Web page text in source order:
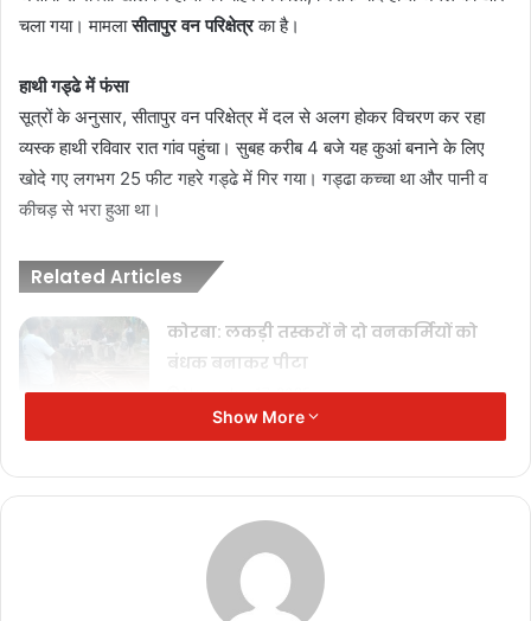
चला गया। मामलासीतापुर वन परिक्षेत्रका है।
हाथी गड्ढे में फंसा
सूत्रों के अनुसार, सीतापुर वन परिक्षेत्र में दल से अलग होकर विचरण कर रहा
व्यस्क हाथी रविवार रात गांव पहुंचा। सुबह करीब 4 बजे यह कुआं बनाने के लिए
खोदे गए लगभग 25 फीट गहरे गड्ढे में गिर गया। गड्ढा कच्चा था और पानी व
कीचड़ से भरा हुआ था।
Related Articles
कोरबा: लकड़ी तस्करों ने दो वनकर्मियों को
बंधक बनाकर पीटा
November 17, 2025
SIR कार्य में लापरवाही: महासमुंद में 9
पटवारियों को कारण बताओ नोटिस
दीपक बैज का चेतावनी भरा अल्टीमेटम: 30
नवंबर तक नहीं घटीं बिजली दरें तो सीएम हाउस
Show More